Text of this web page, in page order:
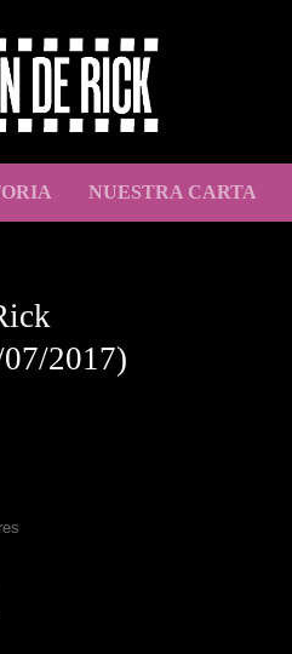
NUESTRA CARTA
2017)